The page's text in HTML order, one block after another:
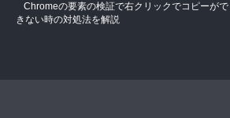
Chromeの要素の検証で右クリックでコピーがで
きない時の対処法を解説